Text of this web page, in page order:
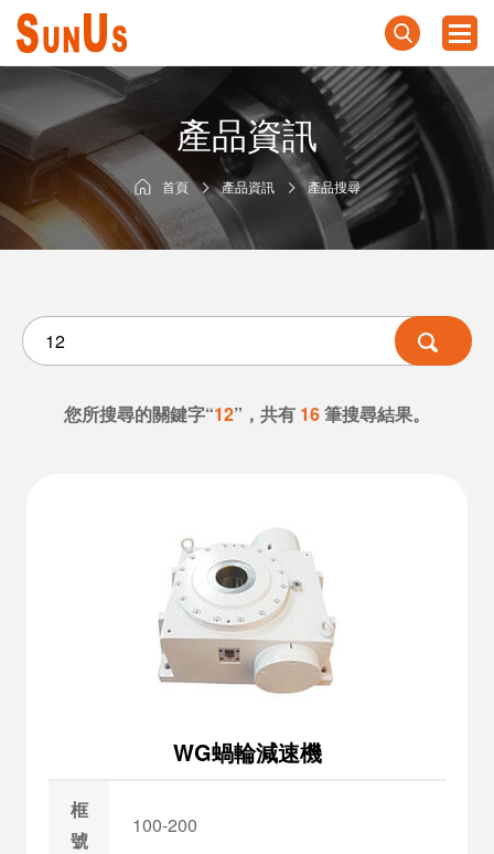
產品資訊
首頁 產品資訊 產品搜尋
您所搜尋的關鍵字“12”，共有 16筆搜尋結果。
WG蝸輪減速機
框
號
100-200